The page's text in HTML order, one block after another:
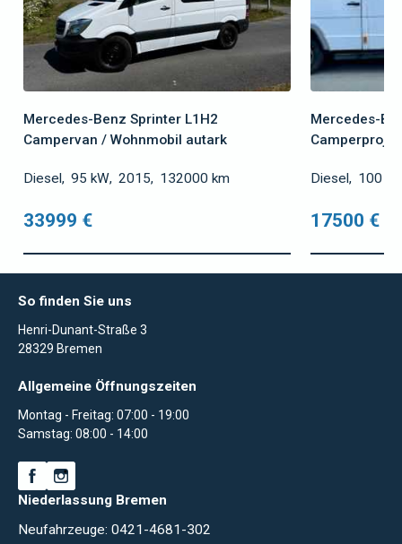
Mercedes-Benz Sprinter L1H2
Campervan / Wohnmobil autark
Diesel 95 kW 2015 132000 km
33999 €
Mercedes-
Diesel 100
17500 €
So finden Sie uns
Henri-Dunant-Straße 3
28329 Bremen
Allgemeine Öffnungszeiten
Montag - Freitag: 07:00 - 19:00
Samstag: 08:00 - 14:00
Niederlassung Bremen
Neufahrzeuge: 0421-4681-302